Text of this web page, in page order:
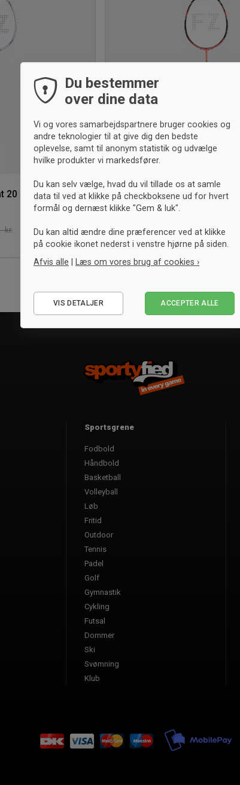
20
kr.
FZ FORZA FZ Precision TI-X5
Badmintonketcher
450,- kr. -25% Vejl. 600,- kr.
ONESIZE
Sportsgrene
Fodbold
Håndbold
Basketball
Volleyball
Løb
Fritid
Outdoor
Tennis
Padel
Golf
Gymnastik
Cykling
Futsal
Dommer
Ski
Svømning
Klub
Du bestemmer
over dine data
Vi og vores samarbejdspartnere bruger cookies og
andre teknologier til at give dig den bedste
oplevelse, samt til anonym statistik og udvælge
hvilke produkter vi markedsfører.
Du kan selv vælge, hvad du vil tillade os at samle
data til ved at klikke på checkboksene ud for hvert
formål og dernæst klikke "Gem & luk".
Du kan altid ændre dine præferencer ved at klikke
på cookie ikonet nederst i venstre hjørne på siden.
Afvis alle | Læs om vores brug af cookies ›
Statistiske
VIS DETALJER ACCEPTER ALLE